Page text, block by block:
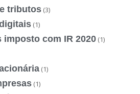
tributos (3)
(1)
imposto com IR 2020 (1)
(1)
(1)